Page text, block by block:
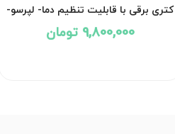
کتری برقی با قابلیت تنظیم دما- لپرسو-
LPCFFM0037
9,800,000 تومان